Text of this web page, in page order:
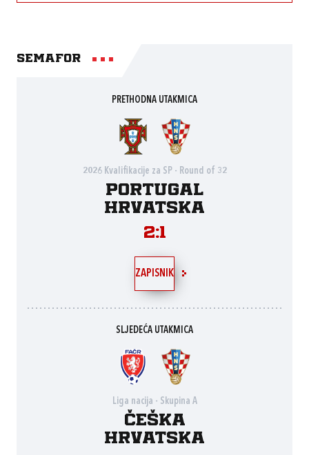
Semafor
PRETHODNA UTAKMICA
2026 Kvalifikacije za SP - Round of 32
Portugal
Hrvatska
2:1
ZAPISNIK
SLJEDEĆA UTAKMICA
Liga nacija - Skupina A
Češka
Hrvatska